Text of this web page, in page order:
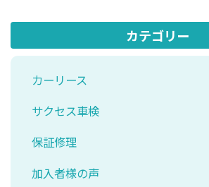
カテゴリー
カーリース
サクセス車検
保証修理
加入者様の声